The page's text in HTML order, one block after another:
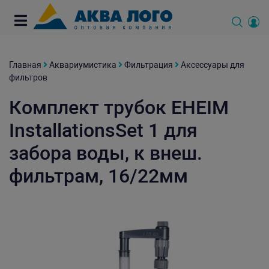
Главная Аквариумистика Фильтрация
Аксессуары для
фильтров
Комплект трубок EHEIM
InstallationsSet 1 для
забора воды, к внеш.
фильтрам, 16/22мм